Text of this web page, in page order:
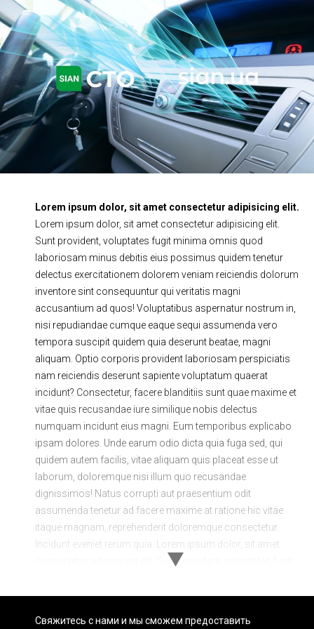
Ходовая часть Сцепление
ГРМ Шиномонтаж
Запчасти Двигатель
Тормозная система Замена Ремней
Свяжитесь с нами и мы сможем предоставить
Lorem ipsum dolor, sit amet consectetur adipisicing elit.
Lorem ipsum dolor, sit amet consectetur adipisicing elit.
Sunt provident, voluptates fugit minima omnis quod
laboriosam minus debitis eius possimus quidem tenetur
delectus exercitationem dolorem veniam reiciendis dolorum
inventore sint consequuntur qui veritatis magni
accusantium ad quos! Voluptatibus aspernatur nostrum in,
nisi repudiandae cumque eaque sequi assumenda vero
tempora suscipit quidem quia deserunt beatae, magni
aliquam. Optio corporis provident laboriosam perspiciatis
nam reiciendis deserunt sapiente voluptatum quaerat
incidunt? Consectetur, facere blanditiis sunt quae maxime et
vitae quis recusandae iure similique nobis delectus
numquam incidunt eius magni. Eum temporibus explicabo
ipsam dolores. Unde earum odio dicta quia fuga sed, qui
quidem autem facilis, vitae aliquam quis placeat esse ut
laborum, doloremque nisi illum quo recusandae
dignissimos! Natus corrupti aut praesentium odit
assumenda tenetur ad facere maxime at ratione hic vitae
itaque magnam, reprehenderit doloremque consectetur.
Incidunt eveniet rerum quia. Lorem ipsum dolor, sit amet
consectetur adipisicing elit. Sunt provident, voluptates fugit
possimus quidem tenetur delectus exercitationem dolorem